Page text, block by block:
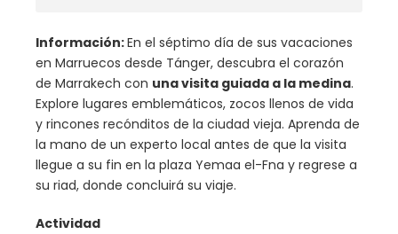
Información:En el séptimo día de sus vacaciones
en Marruecos desde Tánger, descubra el corazón
de Marrakech con una visita guiada a la medina.
Explore lugares emblemáticos, zocos llenos de vida
y rincones recónditos de la ciudad vieja. Aprenda de
la mano de un experto local antes de que la visita
llegue a su fin en la plaza Yemaa el-Fna y regrese a
su riad, donde concluirá su viaje.
Actividad